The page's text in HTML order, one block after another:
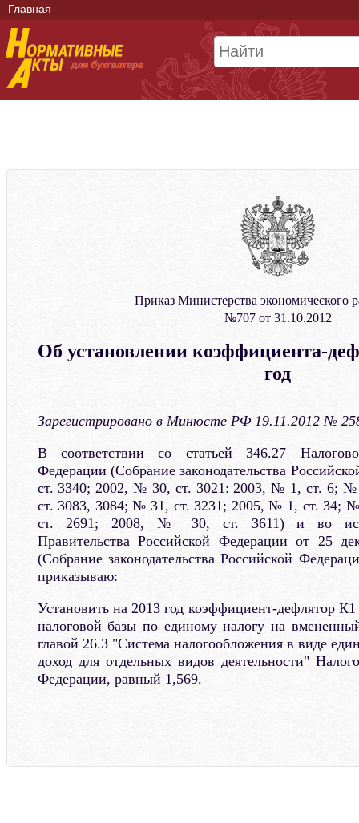
Главная
Приказ Министерства экономического
№707 от 31.10.2012
Об установлении коэффициента-
год
Зарегистрировано в Минюсте РФ 19.11.2012 №
В соответствии со статьей 346.27
Федерации (Собрание законодательства
ст. 3340; 2002, № 30, ст. 3021: 2003, № 1, ст. 6;
ст. 3083, 3084; № 31, ст. 3231; 2005, № 1, ст. 34;
ст. 2691; 2008, № 30, ст. 3611) и во
Правительства Российской Федерации от 25
(Собрание законодательства Российской
приказываю:
Установить на 2013 год коэффициент-дефлятор
налоговой базы по единому налогу на
главой 26.3 "Система налогообложения в виде
доход для отдельных видов деятельности"
Федерации, равный 1,569.